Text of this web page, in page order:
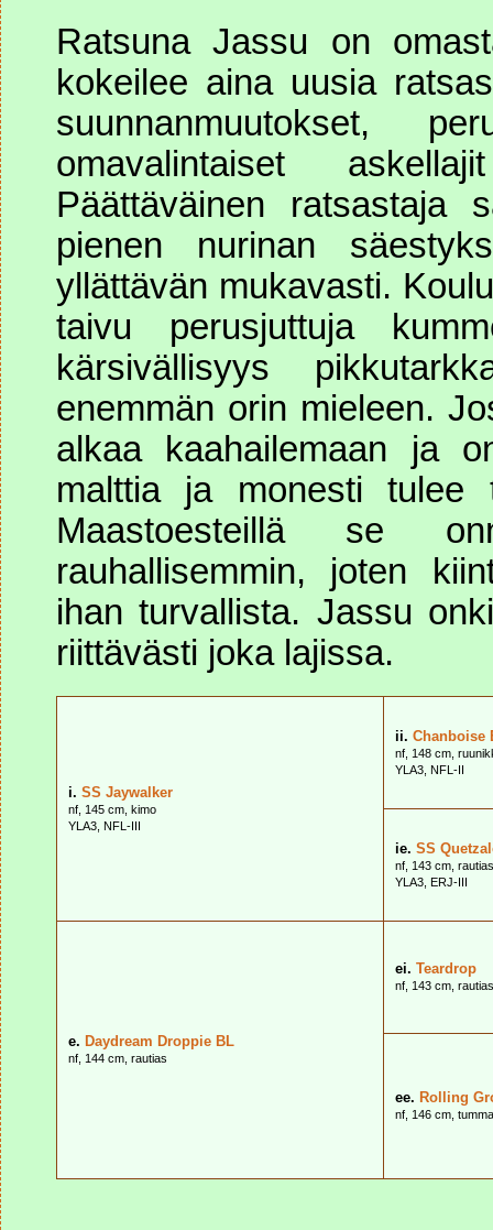
Ratsuna Jassu on
kokeilee aina uusia
suunnanmuutokset,
omavalintaiset
Päättäväinen ratsastaja
pienen nurinan
yllättävän mukavasti.
taivu perusjuttuja
kärsivällisyys
enemmän orin mieleen.
alkaa kaahailemaan ja
malttia ja monesti tulee
Maastoesteillä se
rauhallisemmin, joten
ihan turvallista. Jassu
riittävästi joka lajissa.
i. SS Jaywalker
nf, 145 cm, kimo
YLA3, NFL-III
ii. Chanboise
nf, 148 cm,
YLA3, NFL-II
ie. SS
nf, 143 cm, rautias
YLA3, ERJ-III
e. Daydream Droppie BL
nf, 144 cm, rautias
ei. Teardrop
nf, 143 cm, rautias
ee. Rolling
nf, 146 cm,